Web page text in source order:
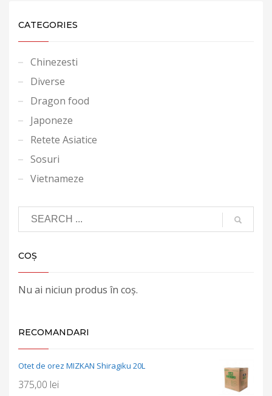
CATEGORIES
Chinezesti
Diverse
Dragon food
Japoneze
Retete Asiatice
Sosuri
Vietnameze
COȘ
Nu ai niciun produs în coș.
RECOMANDARI
Otet de orez MIZKAN Shiragiku 20L
375,00 lei